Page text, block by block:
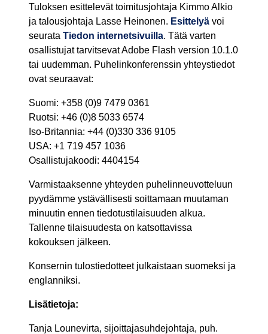
Tuloksen esittelevät toimitusjohtaja Kimmo Alkio
ja talousjohtaja Lasse Heinonen. Esittelyä voi
seurata Tiedon internetsivuilla. Tätä varten
osallistujat tarvitsevat Adobe Flash version 10.1.0
tai uudemman. Puhelinkonferenssin yhteystiedot
ovat seuraavat:
Suomi: +358 (0)9 7479 0361
Ruotsi: +46 (0)8 5033 6574
Iso-Britannia: +44 (0)330 336 9105
USA: +1 719 457 1036
Osallistujakoodi: 4404154
Varmistaaksenne yhteyden puhelinneuvotteluun
pyydämme ystävällisesti soittamaan muutaman
minuutin ennen tiedotustilaisuuden alkua.
Tallenne tilaisuudesta on katsottavissa
kokouksen jälkeen.
Konsernin tulostiedotteet julkaistaan suomeksi ja
englanniksi.
Lisätietoja:
Tanja Lounevirta, sijoittajasuhdejohtaja, puh.